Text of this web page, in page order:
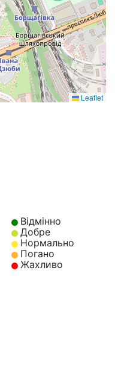
Leaflet
Відмінно
Добре
Нормально
Погано
Жахливо